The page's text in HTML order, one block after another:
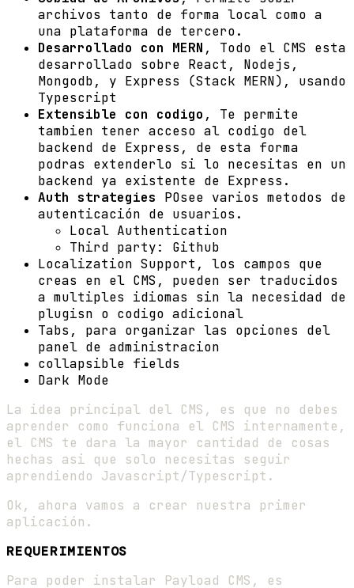
archivos tanto de forma local como a
una plataforma de tercero.
Desarrollado con MERN , Todo el CMS esta
desarrollado sobre React, Nodejs,
Mongodb, y Express (Stack MERN), usando
Typescript
Extensible con codigo , Te permite
tambien tener acceso al codigo del
backend de Express, de esta forma
podras extenderlo si lo necesitas en un
backend ya existente de Express.
Auth strategies POsee varios metodos de
autenticación de usuarios.
Local Authentication
Third party: Github
Localization Support, los campos que
creas en el CMS, pueden ser traducidos
a multiples idiomas sin la necesidad de
plugisn o codigo adicional
Tabs, para organizar las opciones del
panel de administracion
collapsible fields
Dark Mode
La idea principal del CMS, es que no debes
aprender como funciona el CMS internamente,
el CMS te dara la mayor cantidad de cosas
hechas asi que solo necesitas seguir
aprendiendo Javascript/Typescript.
Ok, ahora vamos a crear nuestra primer
aplicación.
REQUERIMIENTOS
Para poder instalar Payload CMS, es